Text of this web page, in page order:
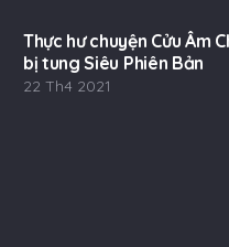
Thực hư chuyện Cửu Âm
bị tung Siêu Phiên Bản
22 Th4 2021